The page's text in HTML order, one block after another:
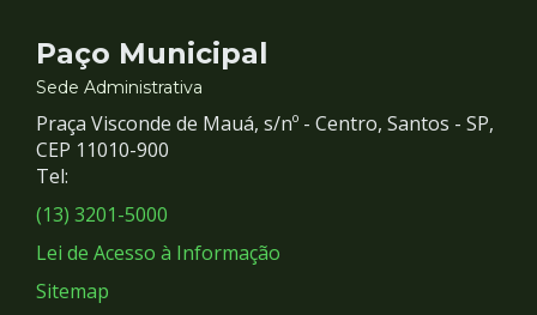
Contato
e
Redes
Sociais
Paço Municipal
Sede Administrativa
Praça Visconde de Mauá, s/nº - Centro, Santos - SP,
CEP 11010-900
Tel:
(13) 3201-5000
Lei de Acesso à Informação
Sitemap